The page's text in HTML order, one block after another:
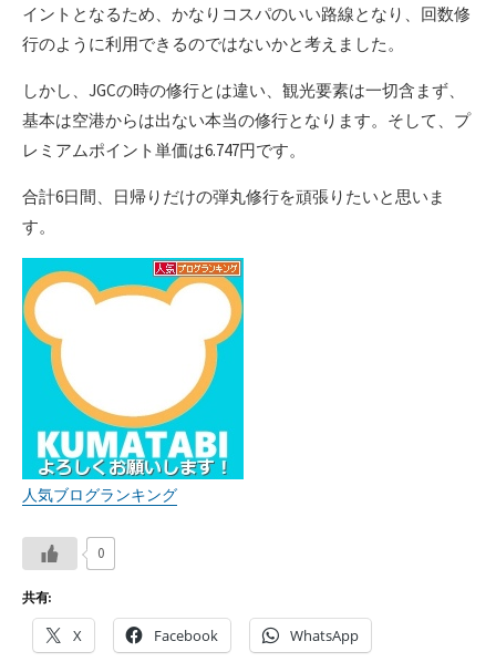
イントとなるため、かなりコスパのいい路線となり、回数修
行のように利用できるのではないかと考えました。
しかし、JGCの時の修行とは違い、観光要素は一切含まず、
基本は空港からは出ない本当の修行となります。そして、プ
レミアムポイント単価は6.747円です。
合計6日間、日帰りだけの弾丸修行を頑張りたいと思いま
す。
人気ブログランキング
0
共有:
X Facebook WhatsApp